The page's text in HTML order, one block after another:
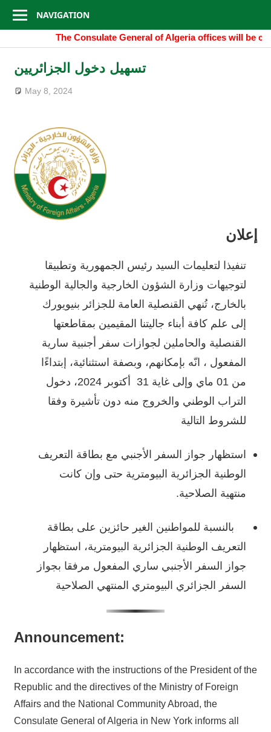
General
of
NAVIGATION
The Consulate General of Algeria offices will be
تسهيل دخول الجزائريين
May 8, 2024
إعلان
تنفيذا لتعليمات السيد رئيس الجمهورية وتطبيقا
لتوجيهات وزارة الشؤون الخارجية والجالية الوطنية
بالخارج، تُنهي القنصلية العامة للجزائر بنيويورك
إلى علم كافة أبناء جاليتنا المقيمين بمقاطعتها
القنصلية والحاملين لجوازات سفر أجنبية سارية
المفعول ، انّه بإمكانهم، وبصفة استثنائية، إبتداءًا
من 01 ماي وإلى غاية 31 أكتوبر 2024، دخول
التراب الوطني والخروج منه دون تأشيرة وفقا
للشروط التالية
استظهار جواز السفر الأجنبي مع بطاقة التعريف
الوطنية الجزائرية البيومترية حتى وإن كانت
منتهية الصلاحية.
بالنسبة للمواطنين الغير حائزين على بطاقة
التعريف الوطنية الجزائرية البيومترية، استظهار
جواز السفر الأجنبي ساري المفعول مرفقا بجواز
السفر الجزائري البيومتري المنتهي الصلاحية
Announcement:
In accordance with the instructions of the President of the
Republic and the directives of the Ministry of Foreign
Affairs and the National Community Abroad, the
Consulate General of Algeria in New York informs all